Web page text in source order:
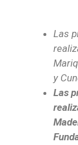
Las
y
Las